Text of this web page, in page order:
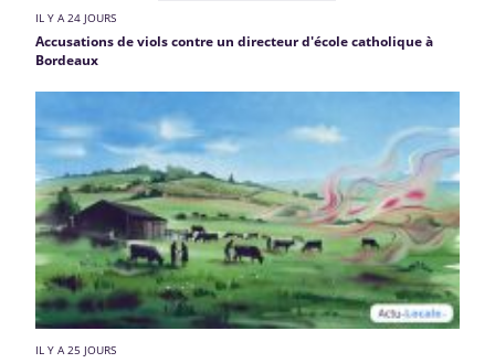
IL Y A 24 JOURS
Accusations de viols contre un directeur d'école catholique à
Bordeaux
IL Y A 25 JOURS